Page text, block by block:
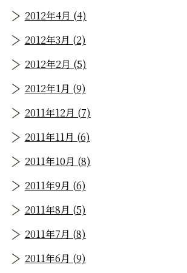
2012年4月 (4)
2012年3月 (2)
2012年2月 (5)
2012年1月 (9)
2011年12月 (7)
2011年11月 (6)
2011年10月 (8)
2011年9月 (6)
2011年8月 (5)
2011年7月 (8)
2011年6月 (9)